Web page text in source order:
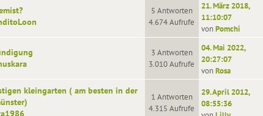
5 Antworten
4.674 Aufrufe
21. März 2018,
11:10:07
vonPomchi
3 Antworten
3.010 Aufrufe
04. Mai 2022,
20:27:07
vonRosa
kleingarten ( am besten in der
1 Antworten
4.315 Aufrufe
29. April 2012,
08:55:36